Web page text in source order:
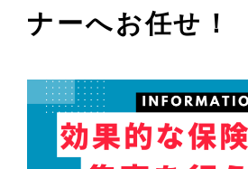
ナーへお任せ！